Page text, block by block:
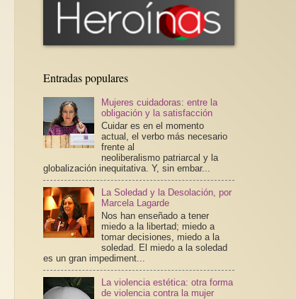
Entradas populares
Mujeres cuidadoras: entre la
obligación y la satisfacción
Cuidar es en el momento
actual, el verbo más necesario
frente al
neoliberalismo patriarcal y la
globalización inequitativa. Y, sin embar...
La Soledad y la Desolación, por
Marcela Lagarde
Nos han enseñado a tener
miedo a la libertad; miedo a
tomar decisiones, miedo a la
soledad. El miedo a la soledad
es un gran impediment...
La violencia estética: otra forma
de violencia contra la mujer